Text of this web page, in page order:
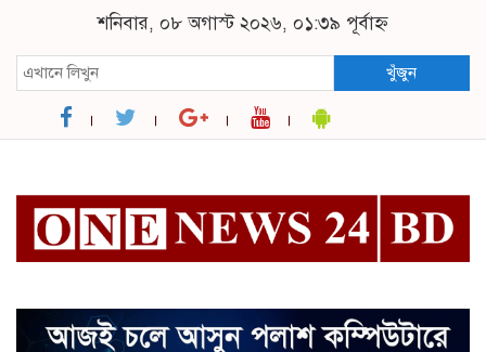
শনিবার, ০৮ অগাস্ট ২০২৬, ০১:৩৯ পূর্বাহ্ন
খুঁজুন